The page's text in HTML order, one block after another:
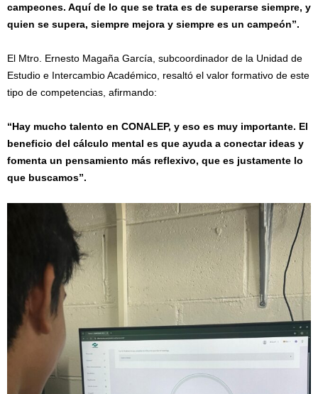
campeones. Aquí de lo que se trata es de superarse siempre, y
quien se supera, siempre mejora y siempre es un campeón”.
El Mtro. Ernesto Magaña García, subcoordinador de la Unidad de
Estudio e Intercambio Académico, resaltó el valor formativo de este
tipo de competencias, afirmando:
“Hay mucho talento en CONALEP, y eso es muy importante. El
beneficio del cálculo mental es que ayuda a conectar ideas y
fomenta un pensamiento más reflexivo, que es justamente lo
que buscamos”.